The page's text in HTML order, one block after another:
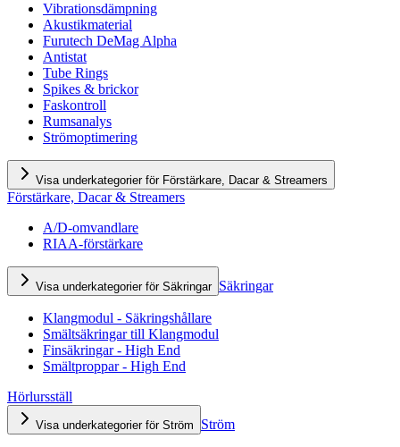
Vibrationsdämpning
Akustikmaterial
Furutech DeMag Alpha
Antistat
Tube Rings
Spikes & brickor
Faskontroll
Rumsanalys
Strömoptimering
Visa underkategorier för Förstärkare, Dacar & Streamers
Förstärkare, Dacar & Streamers
A/D-omvandlare
RIAA-förstärkare
Visa underkategorier för Säkringar Säkringar
Klangmodul - Säkringshållare
Smältsäkringar till Klangmodul
Finsäkringar - High End
Smältproppar - High End
Hörlursställ
Visa underkategorier för Ström Ström